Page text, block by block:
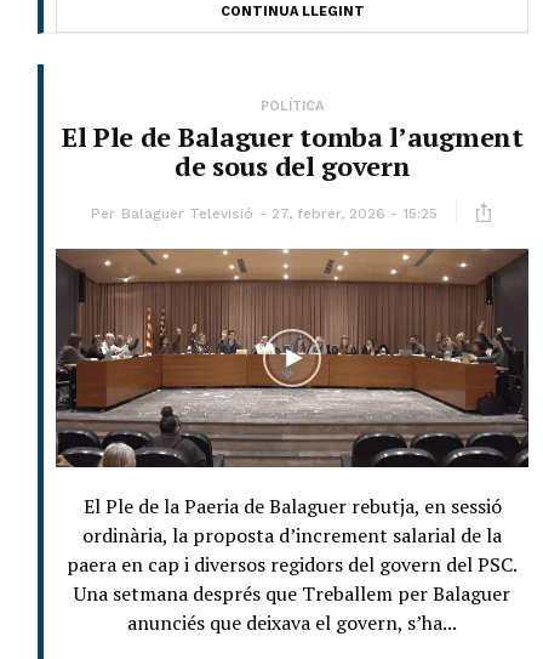
CONTINUA LLEGINT
POLÍTICA
El Ple de Balaguer tomba l’augment
de sous del govern
Per Balaguer Televisió 27, febrer, 2026 - 15:25
El Ple de la Paeria de Balaguer rebutja, en sessió
ordinària, la proposta d’increment salarial de la
paera en cap i diversos regidors del govern del PSC.
Una setmana després que Treballem per Balaguer
anunciés que deixava el govern, s’ha...